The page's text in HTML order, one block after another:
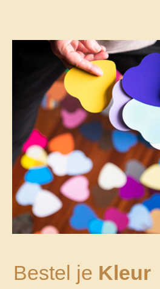
Bestel je Kleur